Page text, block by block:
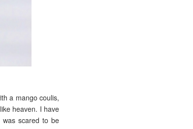
a mango coulis,
heaven. I have
scared to be